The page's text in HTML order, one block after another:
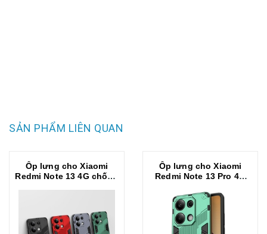
SẢN PHẨM LIÊN QUAN
Ốp lưng cho Xiaomi
Redmi Note 13 4G chống
Ốp lưng cho Xiaomi
Redmi Note 13 Pro 4G
sốc bảo vệ camera sau
hiệu BIBERCAS